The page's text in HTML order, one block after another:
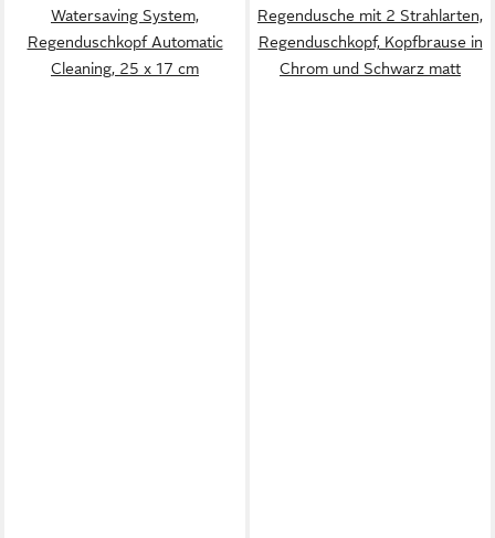
Watersaving System,
Regenduschkopf Automatic
Cleaning, 25 x 17 cm
Regendusche mit 2 Strahlarten,
Regenduschkopf, Kopfbrause in
Chrom und Schwarz matt